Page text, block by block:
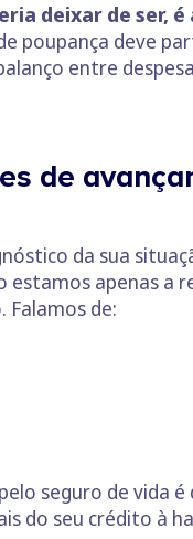
deixar de ser,
poupança deve
entre
de
da sua
estamos apenas a
de:
seguro de
do seu crédito à